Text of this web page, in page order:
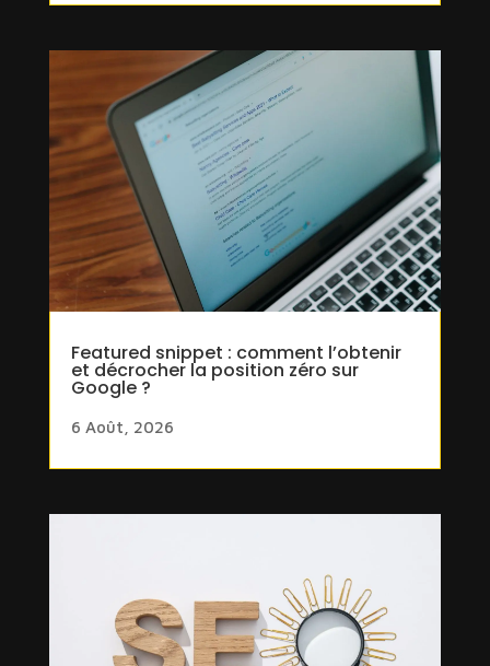
Featured snippet : comment l’obtenir
et décrocher la position zéro sur
Google ?
6 Août, 2026